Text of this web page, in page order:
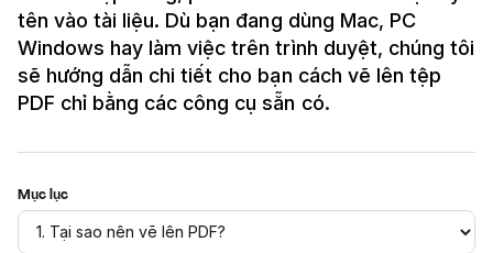
tên vào tài liệu. Dù bạn đang dùng Mac, PC
Windows hay làm việc trên trình duyệt, chúng tôi
sẽ hướng dẫn chi tiết cho bạn cách vẽ lên tệp
PDF chỉ bằng các công cụ sẵn có.
Mục lục